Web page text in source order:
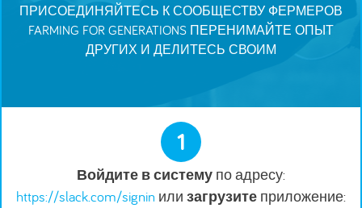
ПРИСОЕДИНЯЙТЕСЬ К СООБЩЕСТВУ ФЕРМЕРОВ
FARMING FOR GENERATIONS ПЕРЕНИМАЙТЕ ОПЫТ
ДРУГИХ И ДЕЛИТЕСЬ СВОИМ
1
Войдите в систему по адресу:
https://slack.com/signin или загрузите приложение: